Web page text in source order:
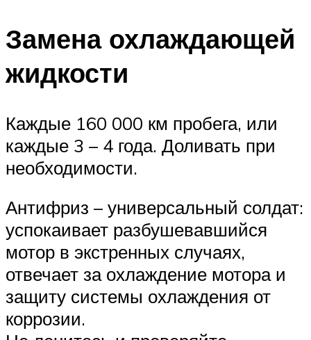
Замена охлаждающей
жидкости
Каждые 160 000 км пробега, или
каждые 3 – 4 года. Доливать при
необходимости.
Антифриз – универсальный солдат:
успокаивает разбушевавшийся
мотор в экстренных случаях,
отвечает за охлаждение мотора и
защиту системы охлаждения от
коррозии.